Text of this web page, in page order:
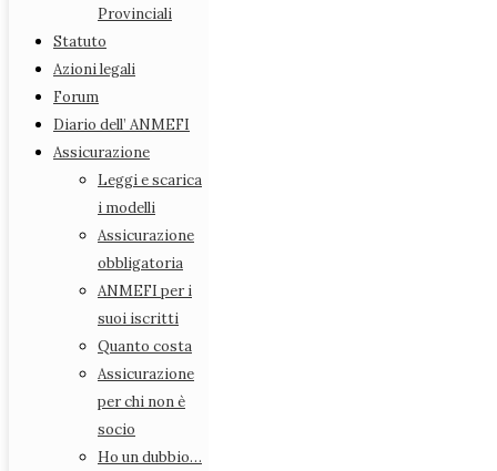
Provinciali
Statuto
Azioni legali
Forum
Diario dell’ ANMEFI
Assicurazione
Leggi e scarica
i modelli
Assicurazione
obbligatoria
ANMEFI per i
suoi iscritti
Quanto costa
Assicurazione
per chi non è
socio
Ho un dubbio…
Statuto
Azioni legali
Forum
Diario dell’ ANMEFI
Assicurazione
Leggi e scarica i modelli
Assicurazione obbligatoria
ANMEFI per i suoi iscritti
Quanto costa
Assicurazione per chi non è socio
Ho un dubbio…
Come procedere
Come effettuare i versamenti
Riepilogo quote
RCAuto
FAQ (domande e risposte più frequenti)
Medici Fiscali e satira